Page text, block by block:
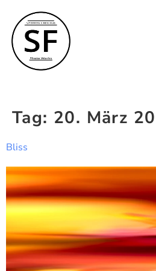
Tag: 20. März
Bliss